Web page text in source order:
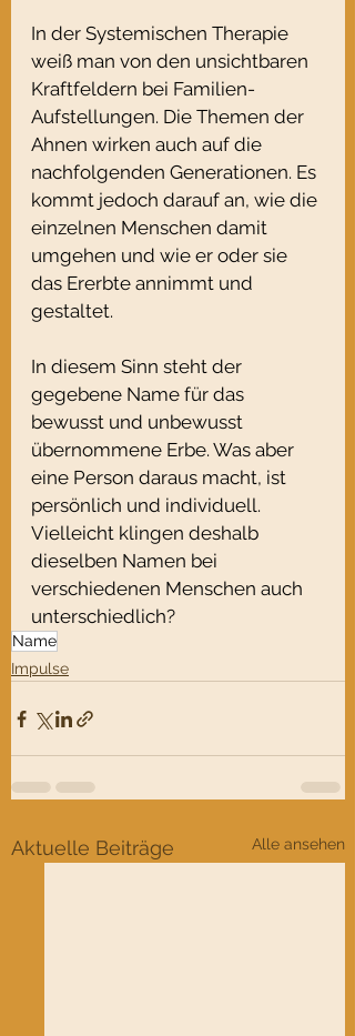
In der Systemischen Therapie
weiß man von den unsichtbaren
Kraftfeldern bei Familien-
Aufstellungen. Die Themen der
Ahnen wirken auch auf die
nachfolgenden Generationen. Es
kommt jedoch darauf an, wie die
einzelnen Menschen damit
umgehen und wie er oder sie
das Ererbte annimmt und
gestaltet.
In diesem Sinn steht der
gegebene Name für das
bewusst und unbewusst
übernommene Erbe. Was aber
eine Person daraus macht, ist
persönlich und individuell.
Vielleicht klingen deshalb
dieselben Namen bei
verschiedenen Menschen auch
unterschiedlich?
Name
Impulse
Aktuelle Beiträge Alle ansehen